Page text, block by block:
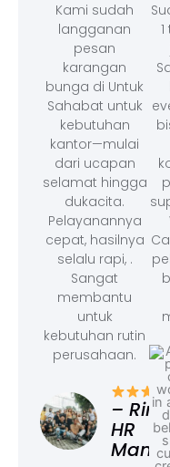
Kami sudah
langganan
pesan
karangan
bunga di Untuk
Sahabat untuk
kebutuhan
kantor—mulai
dari ucapan
selamat hingga
dukacita.
Pelayanannya
cepat, hasilnya
selalu rapi, .
Sangat
membantu
untuk
kebutuhan rutin
perusahaan.
–
HR